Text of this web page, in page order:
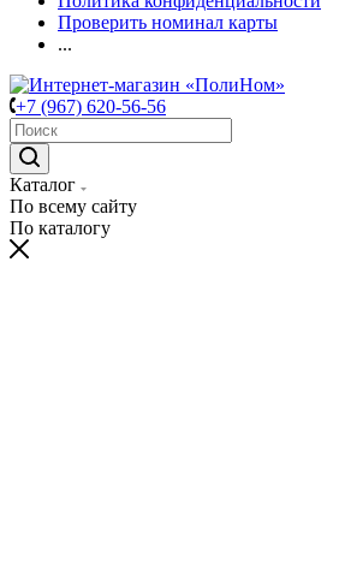
Проверить номинал карты
...
+7 (967) 620-56-56
Каталог
По всему сайту
По каталогу